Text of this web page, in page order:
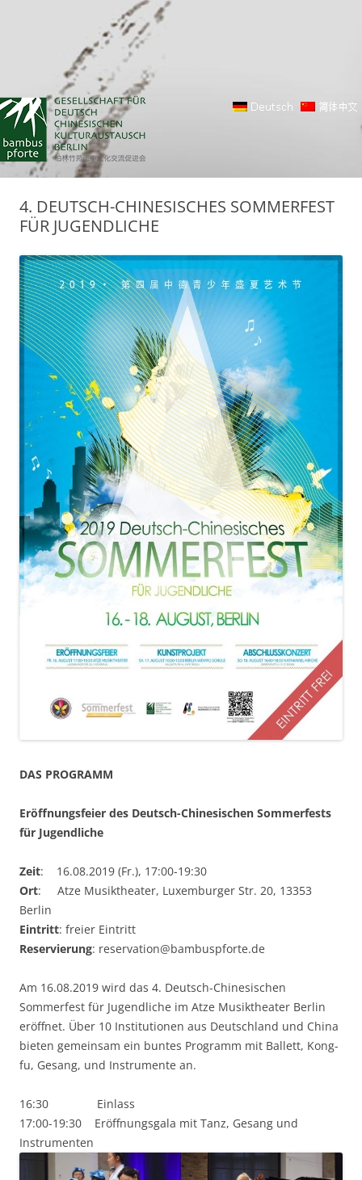
4. DEUTSCH-CHINESISCHES SOMMERFEST
FÜR JUGENDLICHE
DAS PROGRAMM
Eröffnungsfeier des Deutsch-Chinesischen Sommerfests
für Jugendliche
Zeit: 16.08.2019 (Fr.), 17:00-19:30
Ort: Atze Musiktheater, Luxemburger Str. 20, 13353
Berlin
Eintritt: freier Eintritt
Reservierung: reservation@bambuspforte.de
Am 16.08.2019 wird das 4. Deutsch-Chinesischen
Sommerfest für Jugendliche im Atze Musiktheater Berlin
eröffnet. Über 10 Institutionen aus Deutschland und China
bieten gemeinsam ein buntes Programm mit Ballett, Kong-
fu, Gesang, und Instrumente an.
16:30 Einlass
17:00-19:30 Eröffnungsgala mit Tanz, Gesang und
Instrumenten